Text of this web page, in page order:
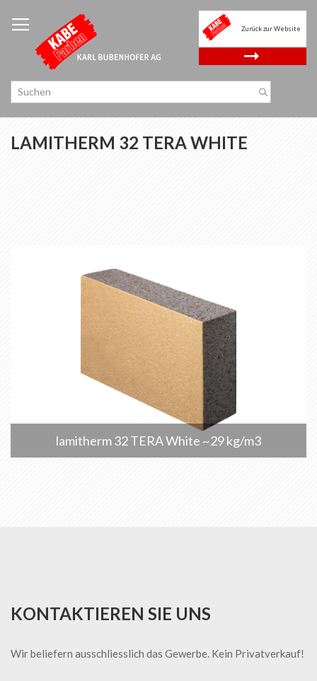
Inhalt
springen
Zurück zur Website
.
LAMITHERM 32 TERA WHITE
lamitherm 32 TERA White ~29 kg/m3
KONTAKTIEREN SIE UNS
Wir beliefern ausschliesslich das Gewerbe. Kein Privatverkauf!